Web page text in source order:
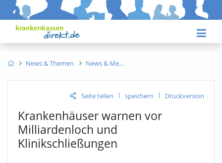
News & Themen News & Me
Seite teilen | speichern | Druckversion
Krankenhäuser warnen vor
Milliardenloch und
Klinikschließungen